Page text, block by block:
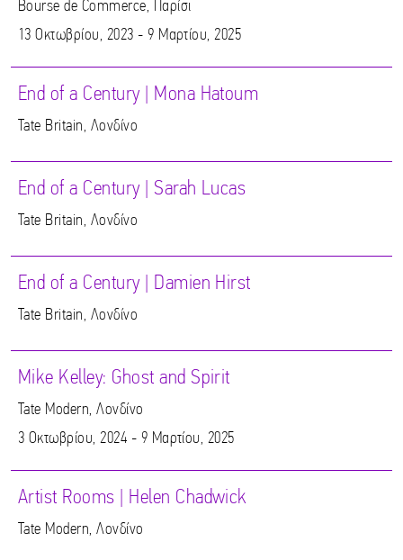
Bourse de Commerce, Παρίσι
13 Οκτωβρίου, 2023 - 9 Μαρτίου, 2025
End of a Century | Mona Hatoum
Tate Britain, Λονδίνο
End of a Century | Sarah Lucas
Tate Britain, Λονδίνο
End of a Century | Damien Hirst
Tate Britain, Λονδίνο
Mike Kelley: Ghost and Spirit
Tate Modern, Λονδίνο
3 Οκτωβρίου, 2024 - 9 Μαρτίου, 2025
Artist Rooms | Helen Chadwick
Tate Modern, Λονδίνο